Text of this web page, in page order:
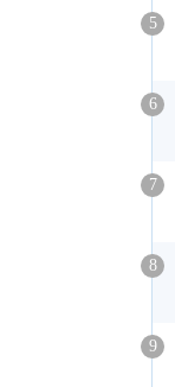
5
6
7
8
9